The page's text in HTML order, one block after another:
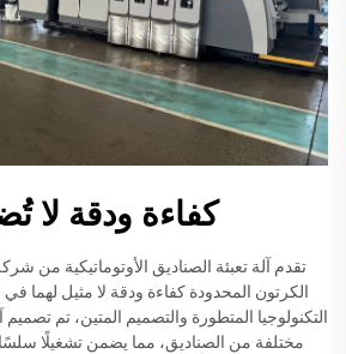
كفاءة ودقة لا
تقدم آلة تعبئة الصناديق الأوتوماتيكية من
الكرتون المحدودة كفاءة ودقة لا مثيل لهما
التكنولوجيا المتطورة والتصميم المتين، تم تصميم
مختلفة من الصناديق، مما يضمن تشغيلًا سلسًا